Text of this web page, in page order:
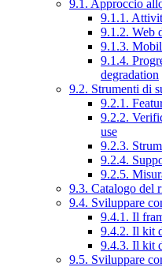
9.1. Approccio
9.1.1.
9.1.2. Web
9.1.3.
9.1.4.
degradation
9.2. Strumenti di
9.2.1.
9.2.2.
use
9.2.3.
9.2.4.
9.2.5.
9.3. Catalogo del
9.4. Sviluppare
9.4.1. Il
9.4.2. Il kit
9.4.3. Il kit
9.5. Sviluppare